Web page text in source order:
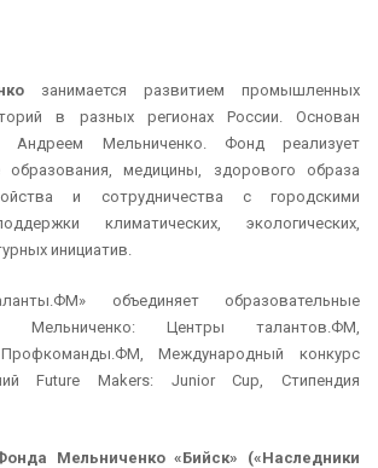
занимается развитием промышленных
в разных регионах России. Основан
Андреем Мельниченко. Фонд реализует
медицины, здорового образа
и сотрудничества с городскими
климатических, экологических,
инициатив.
объединяет образовательные
Мельниченко: Центры талантов.ФМ,
Международный конкурс
Future Makers: Junior Cup, Стипендия
Мельниченко «Бийск» («Наследники